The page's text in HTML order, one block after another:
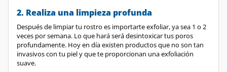
2. Realiza una limpieza profunda
Después de limpiar tu rostro es importarte exfoliar, ya sea 1 o 2
veces por semana. Lo que hará será desintoxicar tus poros
profundamente. Hoy en día existen productos que no son tan
invasivos con tu piel y que te proporcionan una exfoliación
suave.